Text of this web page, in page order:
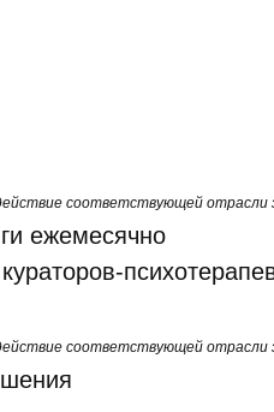
соответствующей
ежемесячно
соответствующей